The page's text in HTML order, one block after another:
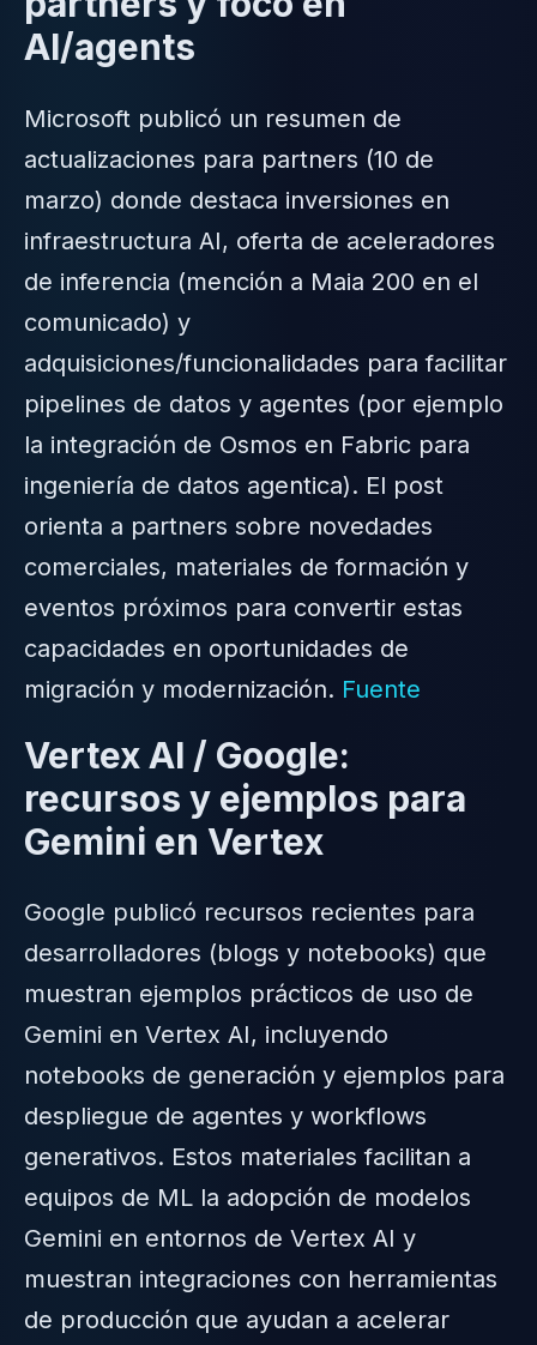
AI/agents
Microsoft publicó un resumen de
actualizaciones para partners (10 de
marzo) donde destaca inversiones en
infraestructura AI, oferta de aceleradores
de inferencia (mención a Maia 200 en el
comunicado) y
adquisiciones/funcionalidades para facilitar
pipelines de datos y agentes (por ejemplo
la integración de Osmos en Fabric para
ingeniería de datos agentica). El post
orienta a partners sobre novedades
comerciales, materiales de formación y
eventos próximos para convertir estas
capacidades en oportunidades de
migración y modernización. Fuente
Vertex AI / Google:
recursos y ejemplos para
Gemini en Vertex
Google publicó recursos recientes para
desarrolladores (blogs y notebooks) que
muestran ejemplos prácticos de uso de
Gemini en Vertex AI, incluyendo
notebooks de generación y ejemplos para
despliegue de agentes y workflows
generativos. Estos materiales facilitan a
equipos de ML la adopción de modelos
Gemini en entornos de Vertex AI y
muestran integraciones con herramientas
de producción que ayudan a acelerar